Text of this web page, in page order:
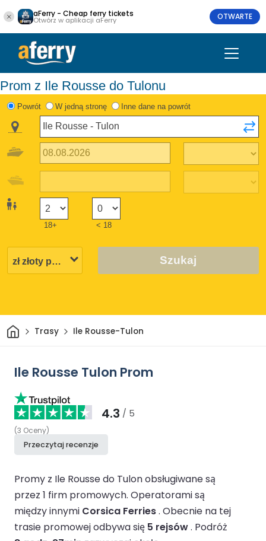
aFerry - Cheap ferry tickets
Otwórz w aplikacji aFerry OTWARTE
Prom z Ile Rousse do Tulonu
Powrót W jedną stronę Inne dane na powrót
18+ < 18
Szukaj
DomTrasy Ile Rousse-Tulon
Ile Rousse Tulon Prom
4.3 / 5
(3 Oceny)
Przeczytaj recenzje
Promy z Ile Rousse do Tulon obsługiwane są
przez 1 firm promowych. Operatorami są
między innymi Corsica Ferries. Obecnie na tej
trasie promowej odbywa się 5 rejsów. Podróż